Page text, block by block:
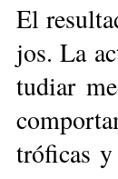
El
jos. La
tu­diar
tró­fi­cas y